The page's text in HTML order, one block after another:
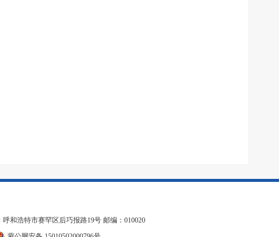
和浩特市赛罕区后巧报路19号 邮编：010020